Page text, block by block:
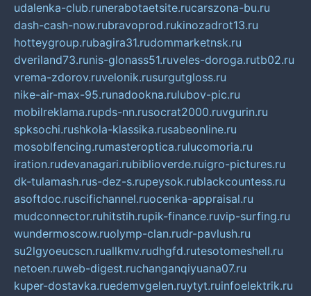
udalenka-club.runerabotaetsite.rucarszona-bu.ru
dash-cash-now.rubravoprod.rukinozadrot13.ru
hotteygroup.rubagira31.rudommarketnsk.ru
dveriland73.runis-glonass51.ruveles-doroga.rutb02.ru
vrema-zdorov.ruvelonik.rusurgutgloss.ru
nike-air-max-95.runadookna.rulubov-pic.ru
mobilreklama.rupds-nn.rusocrat2000.ruvgurin.ru
spksochi.rushkola-klassika.rusabeonline.ru
mosoblfencing.rumasteroptica.rulucomoria.ru
iration.rudevanagari.rubiblioverde.ruigro-pictures.ru
dk-tulamash.rus-dez-s.rupeysok.rublackcountess.ru
asoftdoc.ruscifichannel.ruocenka-appraisal.ru
mudconnector.ruhitstih.rupik-finance.ruvip-surfing.ru
wundermoscow.ruolymp-clan.rudr-pavlush.ru
su2lgyoeucscn.ruallkmv.rudhgfd.rutesotomeshell.ru
netoen.ruweb-digest.ruchanganqiyuana07.ru
kuper-dostavka.ruedemvgelen.ruytyt.ruinfoelektrik.ru